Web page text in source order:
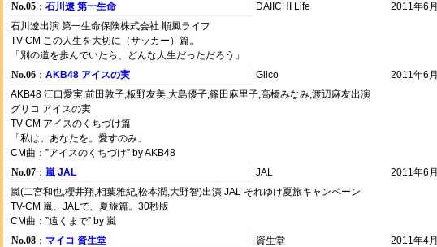
No.05 ： 石川遼 第一生命 DAIICHI Life
2011年6月
石川遼出演 第一生命保険株式会社 順風ライフ
TV-CM この人生を大切に（サッカー）篇。
「別の道を歩んでいたら、どんな人生だっただろう」
No.06 ： AKB48 アイスの実 Glico
2011年6月
AKB48 江口愛実,前田敦子,板野友美,大島優子,篠田麻里子,高橋みなみ,渡辺麻友出演
グリコ アイスの実
TV-CM アイスのくちづけ篇
「私は。あなたを。愛すのみ」
CM曲：”アイスのくちづけ” by AKB48
No.07 ： 嵐 JAL JAL
2011年6月
嵐(二宮和也,櫻井翔,相葉雅紀,松本潤,大野智)出演 JAL それゆけ夏旅キャンペーン
TV-CM 嵐、JALで、夏旅篇。30秒版
CM曲：”遠くまで” by 嵐
No.08 ： マイコ 資生堂 資生堂
2011年4月